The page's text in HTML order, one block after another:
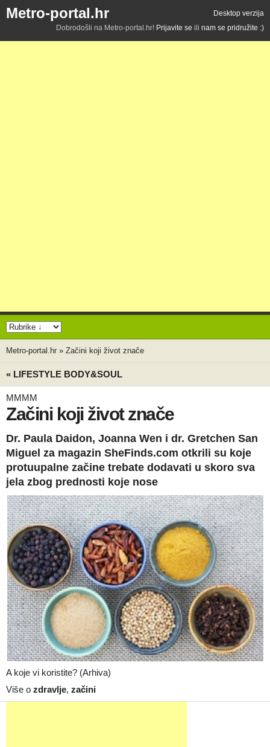
Metro-portal.hr
Desktop verzija
Dobrodošli na Metro-portal.hr! Prijavite se ili nam se pridružite :)
Metro-portal.hr » Začini koji život znače
« LIFESTYLE BODY&SOUL
MMMM
Začini koji život znače
Dr. Paula Daidon, Joanna Wen i dr. Gretchen San
Miguel za magazin SheFinds.com otkrili su koje
protuupalne začine trebate dodavati u skoro sva
jela zbog prednosti koje nose
A koje vi koristite? (Arhiva)
Više o zdravlje, začini